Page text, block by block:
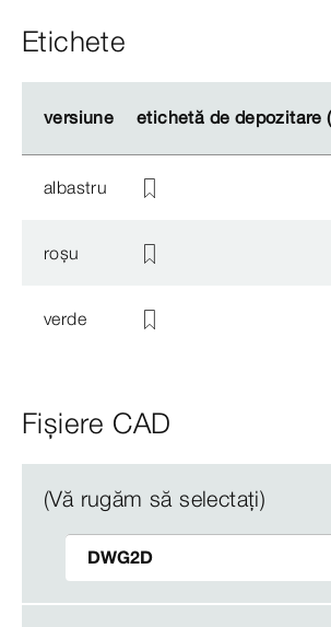
Etichete
versiune etichetă de depozitare
versiune etichetă de depozitare
albastru
roșu
verde
Fișiere CAD
(Vă rugăm să selectați)